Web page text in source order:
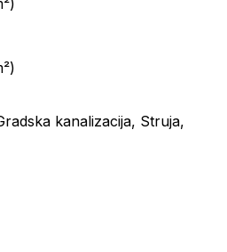
kanalizacija, Struja,